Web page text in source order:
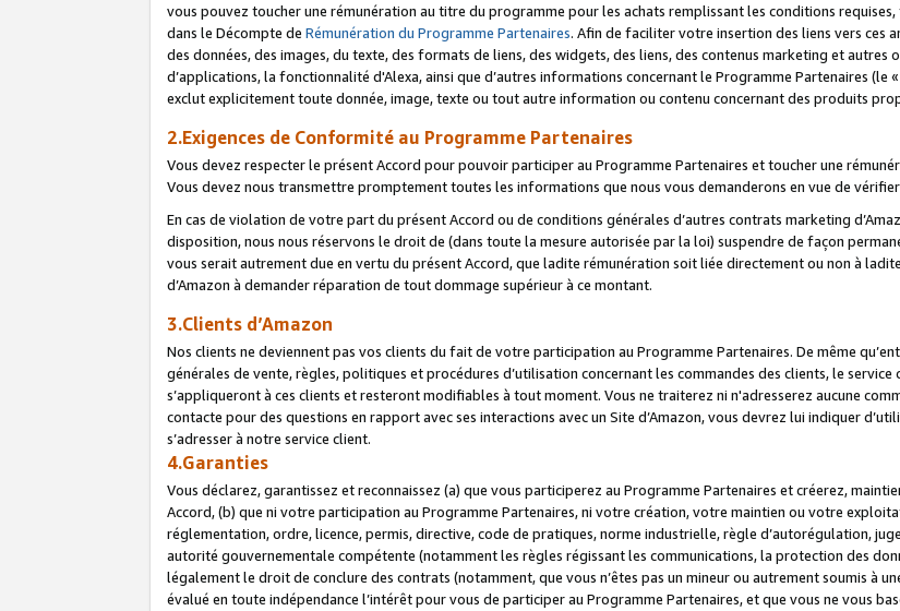
vous pouvez toucher une rémunération au titre du programme pour les achats remplissant les conditions
dans le Décompte de Rémunération du Programme Partenaires. Afin de faciliter votre insertion des liens vers ces
des données, des images, du texte, des formats de liens, des widgets, des liens, des contenus marketing et
d’applications, la fonctionnalité d'Alexa, ainsi que d’autres informations concernant le Programme Partenaires (le «
exclut explicitement toute donnée, image, texte ou tout autre information ou contenu concernant des produits
2.Exigences de Conformité au Programme Partenaires
Vous devez respecter le présent Accord pour pouvoir participer au Programme Partenaires et toucher une
Vous devez nous transmettre promptement toutes les informations que nous vous demanderons en vue de
En cas de violation de votre part du présent Accord ou de conditions générales d’autres contrats marketing
disposition, nous nous réservons le droit de (dans toute la mesure autorisée par la loi) suspendre de façon
vous serait autrement due en vertu du présent Accord, que ladite rémunération soit liée directement ou non à
d’Amazon à demander réparation de tout dommage supérieur à ce montant.
3.Clients d’Amazon
Nos clients ne deviennent pas vos clients du fait de votre participation au Programme Partenaires. De même
générales de vente, règles, politiques et procédures d’utilisation concernant les commandes des clients, le
s’appliqueront à ces clients et resteront modifiables à tout moment. Vous ne traiterez ni n'adresserez aucune
contacte pour des questions en rapport avec ses interactions avec un Site d’Amazon, vous devrez lui indiquer
s’adresser à notre service client.
4.Garanties
Vous déclarez, garantissez et reconnaissez (a) que vous participerez au Programme Partenaires et créerez,
Accord, (b) que ni votre participation au Programme Partenaires, ni votre création, votre maintien ou votre
réglementation, ordre, licence, permis, directive, code de pratiques, norme industrielle, règle d’autorégulation,
autorité gouvernementale compétente (notamment les règles régissant les communications, la protection des
légalement le droit de conclure des contrats (notamment, que vous n’êtes pas un mineur ou autrement soumis à
évalué en toute indépendance l’intérêt pour vous de participer au Programme Partenaires, et que vous ne vous